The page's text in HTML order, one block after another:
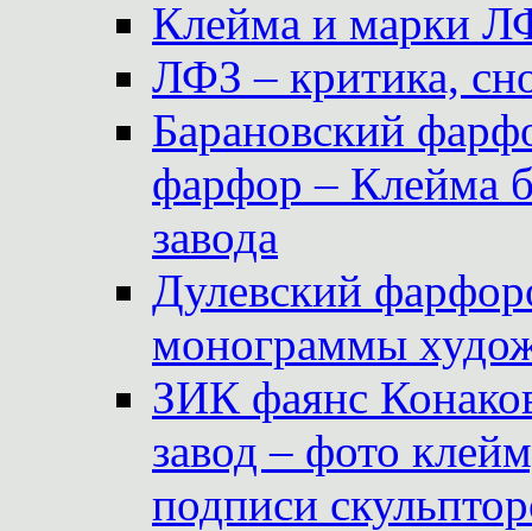
Клейма и марки
ЛФЗ – критика,
Барановский
фарфор – Клейма
завода
Дулевский
монограммы
ЗИК фаянс
завод – фото
подписи